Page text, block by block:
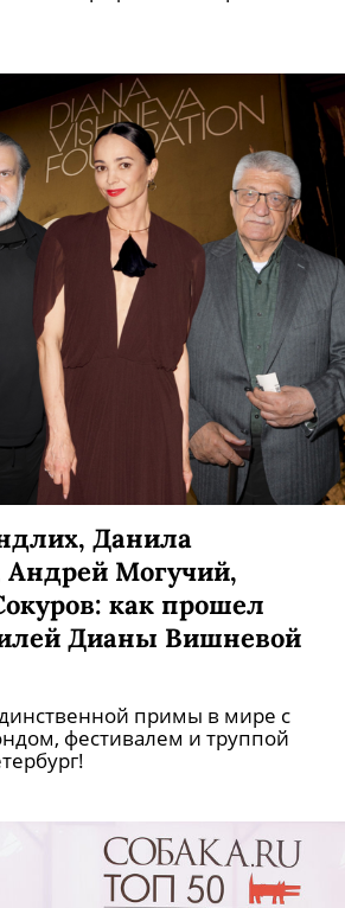
Данила
Андрей Могучий,
как прошел
Дианы Вишневой
примы в мире с
фестивалем и труппой